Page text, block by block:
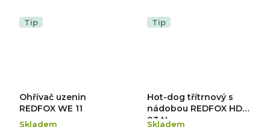
děrované dno a dělicí
REDFOX HD N/K, nerez
Tip
Ohřívač uzenin
REDFOX WE 11
Skladem
Tip
Hot-dog třítrnový s
nádobou REDFOX HD
03 N
Skladem